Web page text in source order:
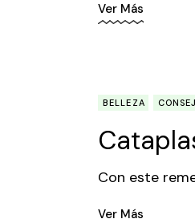
Ver Más
BELLEZA
Con este
Ver Más